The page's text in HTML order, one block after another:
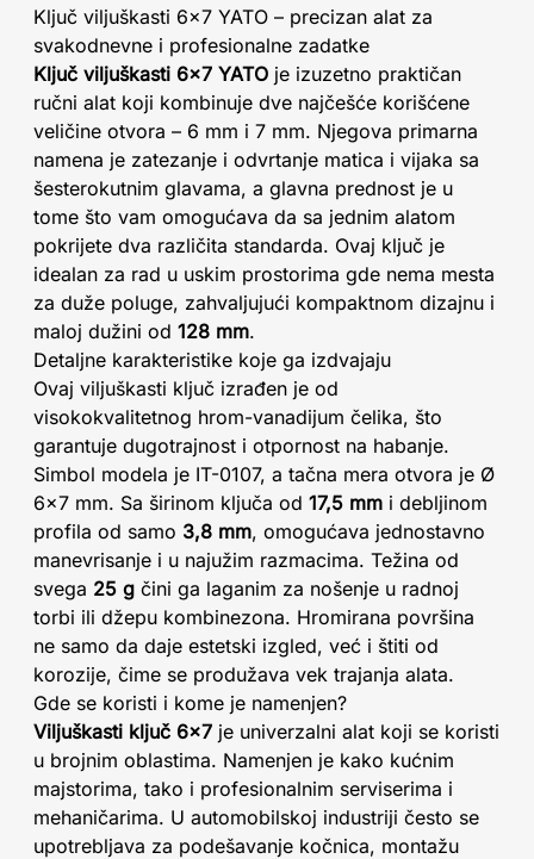
Ključ viljuškasti 6x7 YATO – precizan alat za
svakodnevne i profesionalne zadatke
Ključ viljuškasti 6x7 YATO je izuzetno praktičan
ručni alat koji kombinuje dve najčešće korišćene
veličine otvora – 6 mm i 7 mm. Njegova primarna
namena je zatezanje i odvrtanje matica i vijaka sa
šesterokutnim glavama, a glavna prednost je u
tome što vam omogućava da sa jednim alatom
pokrijete dva različita standarda. Ovaj ključ je
idealan za rad u uskim prostorima gde nema mesta
za duže poluge, zahvaljujući kompaktnom dizajnu i
maloj dužini od 128 mm.
Detaljne karakteristike koje ga izdvajaju
Ovaj viljuškasti ključ izrađen je od
visokokvalitetnog hrom-vanadijum čelika, što
garantuje dugotrajnost i otpornost na habanje.
Simbol modela je IT-0107, a tačna mera otvora je Ø
6x7 mm. Sa širinom ključa od 17,5 mm i debljinom
profila od samo 3,8 mm, omogućava jednostavno
manevrisanje i u najužim razmacima. Težina od
svega 25 g čini ga laganim za nošenje u radnoj
torbi ili džepu kombinezona. Hromirana površina
ne samo da daje estetski izgled, već i štiti od
korozije, čime se produžava vek trajanja alata.
Gde se koristi i kome je namenjen?
Viljuškasti ključ 6x7 je univerzalni alat koji se koristi
u brojnim oblastima. Namenjen je kako kućnim
majstorima, tako i profesionalnim serviserima i
mehaničarima. U automobilskoj industriji često se
upotrebljava za podešavanje kočnica, montažu